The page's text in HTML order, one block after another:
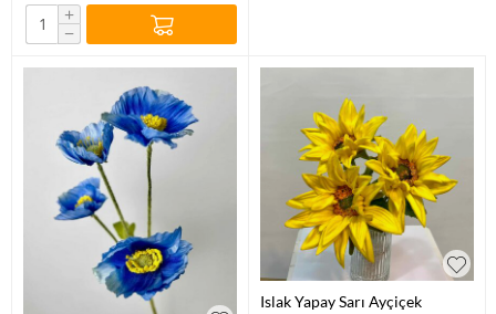
+
−
Islak Yapay Sarı Ayçiçek